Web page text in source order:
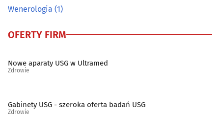
Okulistyka(30)
Onkologia (11)
Ortodoncja(17)
Osteopatia
Wenerologia (1)
OFERTY FIRM
Nowe aparaty USG w Ultramed
Zdrowie
Gabinety USG - szeroka oferta badań USG
Zdrowie